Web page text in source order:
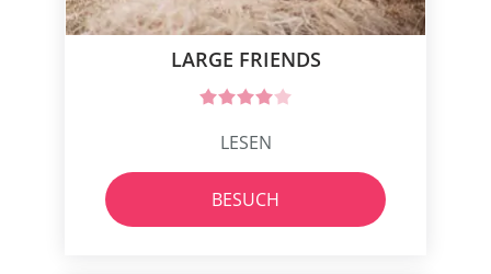
LARGE FRIENDS
LESEN
BESUCH